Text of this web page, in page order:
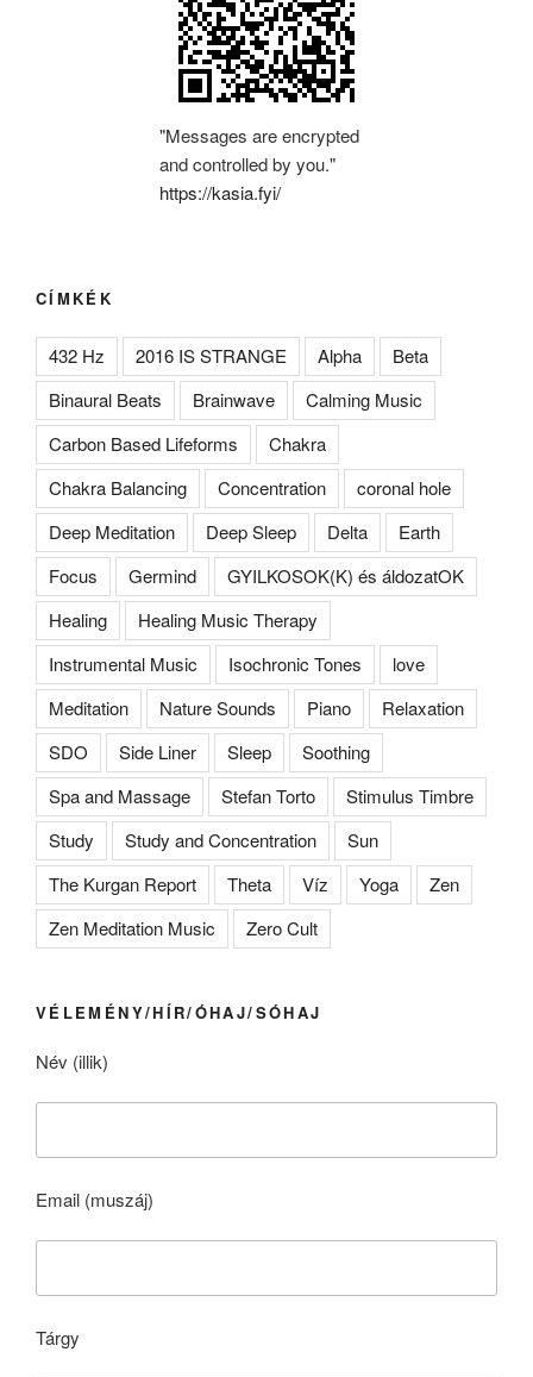
"Messages are encrypted
and controlled by you."
https://kasia.fyi/
CÍMKÉK
432 Hz 2016 IS STRANGE Alpha
Beta
Binaural Beats
Brainwave
Calming Music
Carbon Based Lifeforms
Chakra
Chakra Balancing
Concentration
coronal hole
Deep Meditation
Deep Sleep Delta
Earth
Focus
Germind
GYILKOSOK(K) és áldozatOK
Healing
Healing Music Therapy
Instrumental Music
Isochronic Tones
love
Meditation
Nature Sounds Piano
Relaxation
SDO
Side Liner Sleep
Soothing
Spa and Massage
Stefan Torto
Stimulus Timbre
Study
Study and Concentration
Sun
The Kurgan Report
Theta Víz Yoga
Zen
Zen Meditation Music
Zero Cult
VÉLEMÉNY/HÍR/ÓHAJ/SÓHAJ
Név (illik)
Email (muszáj)
Tárgy